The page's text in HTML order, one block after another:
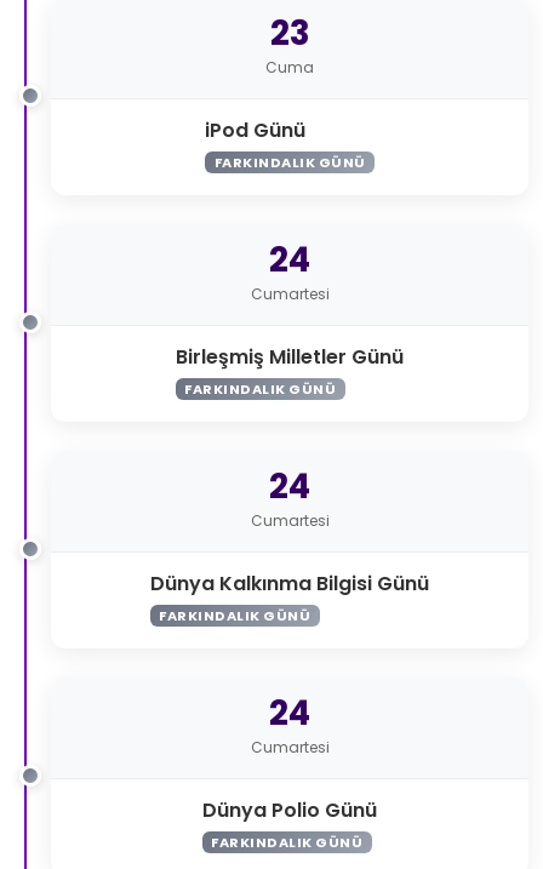
23
Cuma
iPod Günü
FARKINDALIK GÜNÜ
24
Cumartesi
Birleşmiş Milletler Günü
FARKINDALIK GÜNÜ
24
Cumartesi
Dünya Kalkınma Bilgisi Günü
FARKINDALIK GÜNÜ
24
Cumartesi
Dünya Polio Günü
FARKINDALIK GÜNÜ